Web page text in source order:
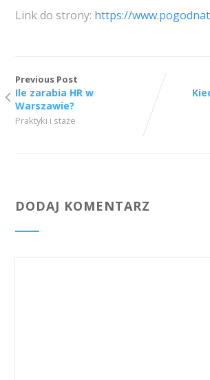
Link do strony: https://
Previous Post
Ile zarabia HR w
Warszawie?
Praktyki i staże
DODAJ KOMENTARZ